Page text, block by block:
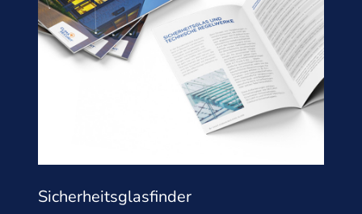
Sicherheitsglasfinder